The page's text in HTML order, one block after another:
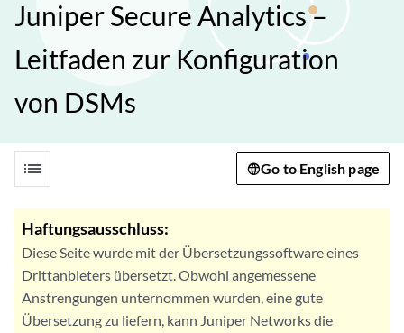
Juniper Secure Analytics –
Leitfaden zur Konfiguration
von DSMs
list Go to English page
Haftungsausschluss:
Diese Seite wurde mit der Übersetzungssoftware eines
Drittanbieters übersetzt. Obwohl angemessene
Anstrengungen unternommen wurden, eine gute
Übersetzung zu liefern, kann Juniper Networks die